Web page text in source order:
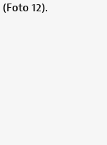
(Foto 12).